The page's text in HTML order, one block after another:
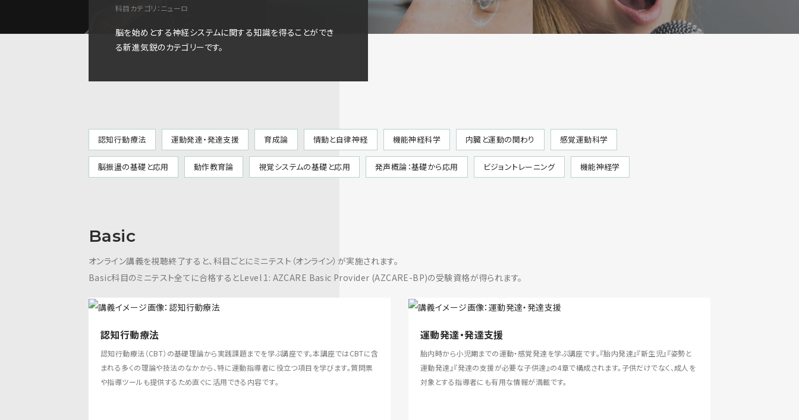
科目カテゴリ：ニューロ
脳を始めとする神経システムに関する知識を得ることができ
る新進気鋭のカテゴリーです。
認知行動療法 運動発達・発達支援 育成論 情動と自律神経 機能神経科学 内臓と運動の関わり 感覚運動科学
脳振盪の基礎と応用 動作教育論 視覚システムの基礎と応用 発声概論：基礎から応用 ビジョントレーニング 機能神経学
Basic
オンライン講義を視聴終了すると、科目ごとにミニテスト（オンライン）が実施されます。
Basic科目のミニテスト全てに合格するとLevel 1: AZCARE Basic Provider (AZCARE-BP)の受験資格が得られます。
認知行動療法
認知行動療法（CBT）の基礎理論から実践課題までを学ぶ講座です。本講座ではCBTに含
まれる多くの理論や技法のなかから、特に運動指導者に役立つ項目を学びます。質問票
や指導ツールも提供するため直ぐに活用できる内容です。
運動発達・発達支援
胎内時から小児期までの運動・感覚発達を学ぶ講座です。『胎内発達』『新生児』『姿勢と
運動発達』『発達の支援が必要な子供達』の4章で構成されます。子供だけでなく、成人を
対象とする指導者にも有用な情報が満載です。